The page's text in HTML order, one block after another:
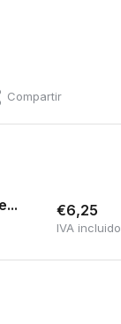
Compartir
€6,25
IVA incluido